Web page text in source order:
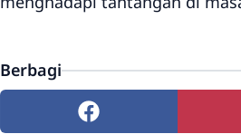
Berbagi